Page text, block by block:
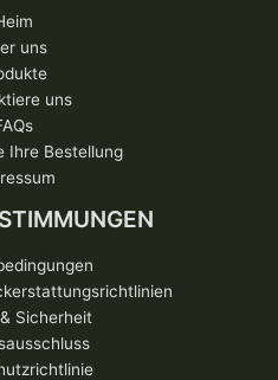
uns
uns
Ihre Bestellung
Sicherheit